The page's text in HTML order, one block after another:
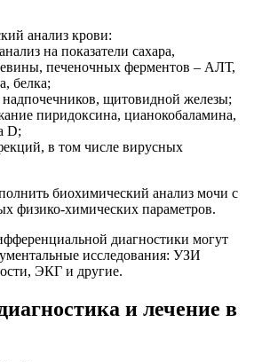
анализ крови:
на показатели сахара,
печеночных ферментов – АЛТ,
белка;
щитовидной железы;
пиридоксина, цианокобаламина,
D;
в том числе вирусных
биохимический анализ мочи с
физико-химических параметров.
диагностики могут
исследования: УЗИ
ЭКГ и другие.
и лечение в